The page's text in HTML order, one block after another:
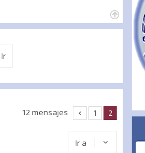
12 mensajes 1 2
Ir a